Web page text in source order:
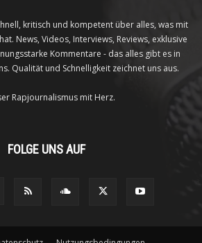
kritisch und kompetent über alles, was mit
News, Videos, Interviews, Reviews, exklusive
Kommentare - das alles gibt es in
Qualität und Schnelligkeit zeichnet uns aus.
Rapjournalismus mit Herz.
FOLGE UNS AUF